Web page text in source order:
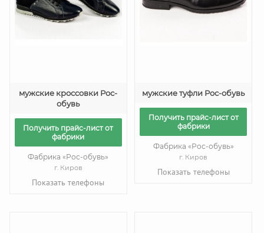
мужские кроссовки Рос-
обувь
Получить прайс-лист от
фабрики
Фабрика «Рос-обувь»
г. Киров
Показать телефоны
мужские туфли Рос-обувь
Получить прайс-лист от
фабрики
Фабрика «Рос-обувь»
г. Киров
Показать телефоны